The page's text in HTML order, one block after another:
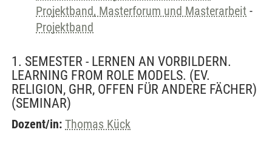
Projektband, Masterforum und Masterarbeit -
Projektband
1. SEMESTER - LERNEN AN VORBILDERN.
LEARNING FROM ROLE MODELS. (EV.
RELIGION, GHR, OFFEN FÜR ANDERE FÄCHER)
(SEMINAR)
Dozent/in: Thomas Kück